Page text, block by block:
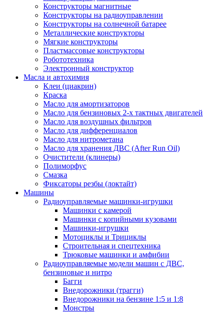
Конструкторы магнитные
Конструкторы на радиоуправлении
Конструкторы на солнечной батарее
Металлические конструкторы
Мягкие конструкторы
Пластмассовые конструкторы
Робототехника
Электронный конструктор
Масла и автохимия
Клеи (циакрин)
Краска
Масло для амортизаторов
Масло для бензиновых 2-х тактных двигателей
Масло для воздушных фильтров
Масло для дифференциалов
Масло для нитрометана
Масло для хранения ДВС (After Run Oil)
Очистители (клинеры)
Полиморфус
Смазка
Фиксаторы резбы (локтайт)
Машины
Радиоуправляемые машинки-игрушки
Машинки с камерой
Машинки с копийными кузовами
Машинки-игрушки
Мотоциклы и Трициклы
Строительная и спецтехника
Трюковые машинки и амфибии
Радиоуправляемые модели машин с ДВС,
бензиновые и нитро
Багги
Внедорожники (трагги)
Внедорожники на бензине 1:5 и 1:8
Монстры